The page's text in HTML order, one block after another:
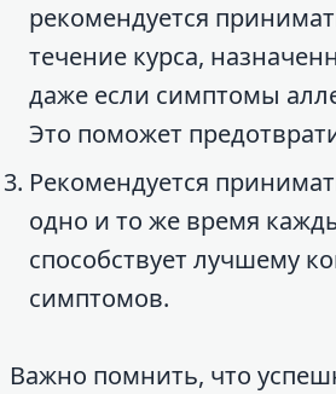
рекомендуется
течение курса,
даже если симптомы
Это поможет
Рекомендуется
одно и то же время
способствует лучшему
симптомов.
Важно помнить, что